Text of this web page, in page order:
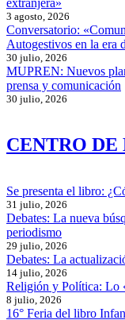
extranjera»
3 agosto, 2026
Conversatorio:
Autogestivos en la era
30 julio, 2026
MUPREN: Nuevos
prensa y comunicación
30 julio, 2026
CENTRO
Se presenta el libro:
31 julio, 2026
Debates: La nueva
periodismo
29 julio, 2026
Debates: La
14 julio, 2026
Religión y Política: Lo
8 julio, 2026
16° Feria del libro